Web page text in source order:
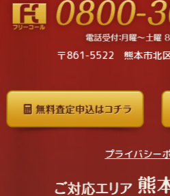
〒861-5522 熊本市北
プライバシー